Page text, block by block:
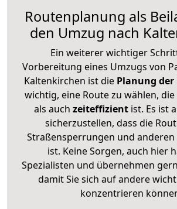
Routenplanung als
den Umzug nach
Ein weiterer wichtiger
Vorbereitung eines Umzugs von
Kaltenkirchen ist die Planung der
wichtig, eine Route zu wählen,
als auch zeiteffizientist. Es ist
sicherzustellen, dass die
Straßensperrungen und
ist. Keine Sorgen, auch hier
Spezialisten und übernehmen
damit Sie sich auf andere
konzentrieren